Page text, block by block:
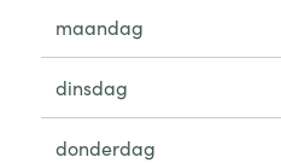
maandag
dinsdag
donderdag